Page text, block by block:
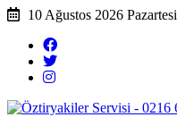
10 Ağustos 2026 Pazartesi